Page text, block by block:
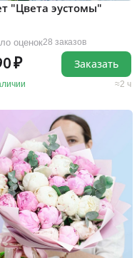
оценок28 заказов
"Цвета эустомы"
2 ч
Заказать